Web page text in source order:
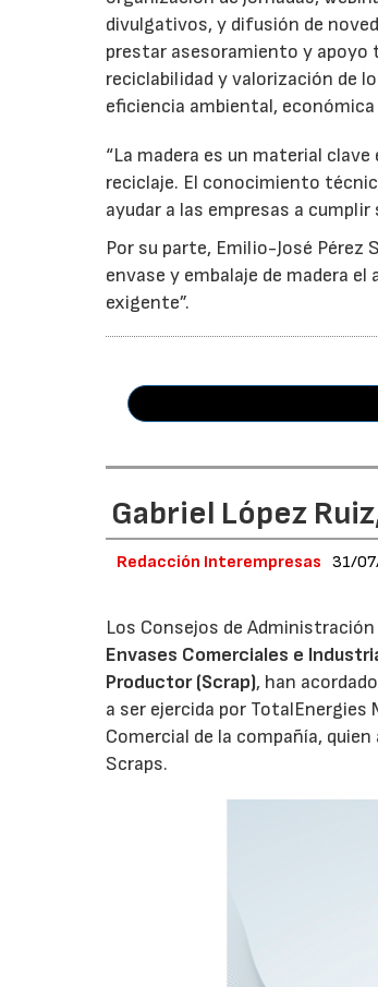
divulgativos, y difusión de
prestar asesoramiento y apoyo
reciclabilidad y valorización de
eficiencia ambiental,
“La madera es un material
reciclaje. El conocimiento
ayudar a las empresas a cumplir
Por su parte, Emilio-José
envase y embalaje de madera
exigente”.
Gabriel López
Redacción Interempresas 31/
Los Consejos de Administración
Envases Comerciales e
Productor (Scrap), han
a ser ejercida por TotalEnergies
Comercial de la compañía,
Scraps.